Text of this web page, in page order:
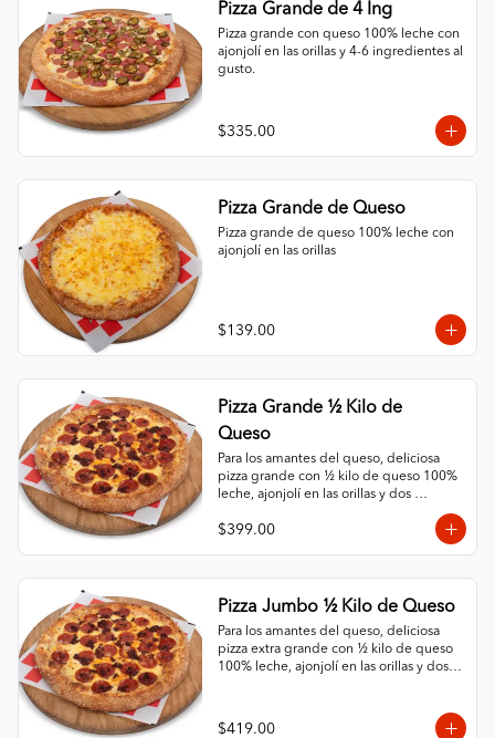
Pizza Grande de 4 Ing
Pizza grande con queso 100% leche con
ajonjolí en las orillas y 4-6 ingredientes al
gusto.
$335.00
Pizza Grande de Queso
Pizza grande de queso 100% leche con
ajonjolí en las orillas
$139.00
Pizza Grande ½ Kilo de
Queso
Para los amantes del queso, deliciosa
pizza grande con ½ kilo de queso 100%
leche, ajonjolí en las orillas y dos
$399.00
Pizza Jumbo ½ Kilo de Queso
Para los amantes del queso, deliciosa
pizza extra grande con ½ kilo de queso
100% leche, ajonjolí en las orillas y dos
$419.00